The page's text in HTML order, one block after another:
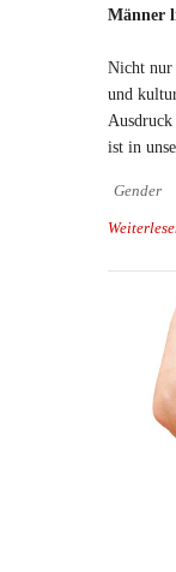
Männer
Nicht nur
und
ist in
Gender